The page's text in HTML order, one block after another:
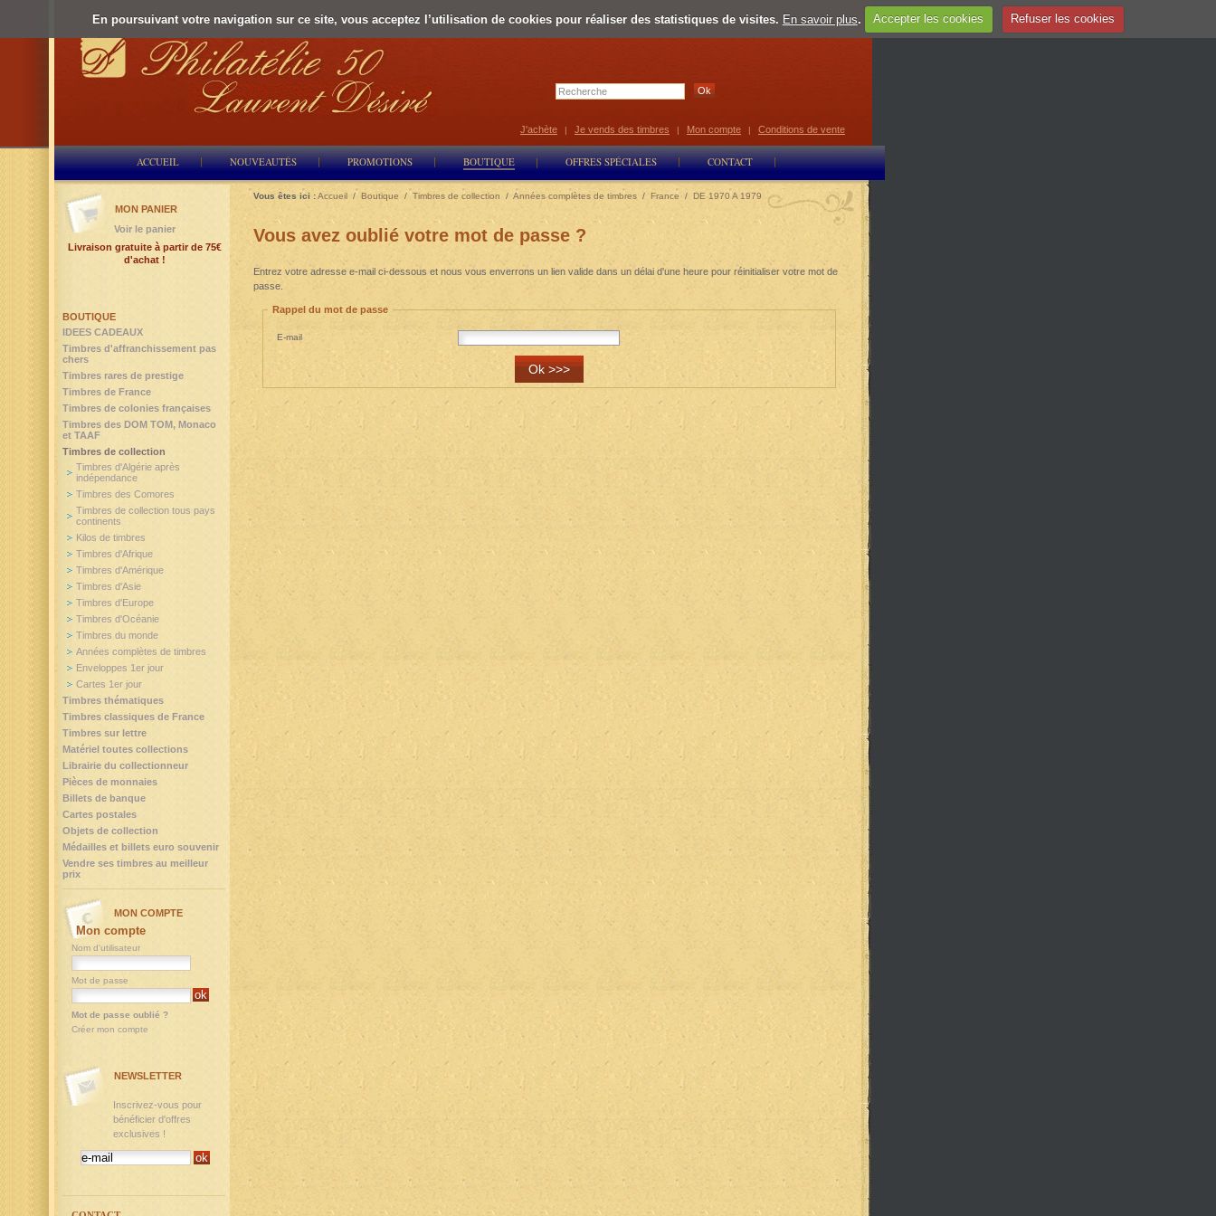
En poursuivant votre navigation sur ce site, vous acceptez l’utilisation de cookies pour réaliser des statistiques de visites. En savoir plus. Accepter les cookies Refuser les cookies
Select Language ▼
ACCUEIL NOUVEAUTÉS PROMOTIONS BOUTIQUE OFFRES SPÉCIALES CONTACT
J'achète | Je vends des timbres | Mon compte | Conditions de vente
Vous êtes ici :Accueil / Boutique /Timbres de collection / Années complètes de timbres / France / DE 1970 A 1979
Vous avez oublié votre mot de passe ?
Entrez votre adresse e-mail ci-dessous et nous vous enverrons un lien valide dans un délai d'une heure pour réinitialiser votre mot de
passe.
Rappel du mot de passe
E-mail
BOUTIQUE
IDEES CADEAUX
Timbres d'affranchissement pas
chers
Timbres rares de prestige
Timbres de France
Timbres de colonies françaises
Timbres des DOM TOM, Monaco
et TAAF
Timbres de collection
Timbres d'Algérie après
indépendance
Timbres des Comores
Timbres de collection tous pays
continents
Kilos de timbres
Timbres d'Afrique
Timbres d'Amérique
Timbres d'Asie
Timbres d'Europe
Timbres d'Océanie
Timbres du monde
Années complètes de timbres
Enveloppes 1er jour
Cartes 1er jour
Timbres thématiques
Timbres classiques de France
Timbres sur lettre
Matériel toutes collections
Librairie du collectionneur
Pièces de monnaies
Billets de banque
Cartes postales
Objets de collection
Médailles et billets euro souvenir
Vendre ses timbres au meilleur
prix
MON PANIER
Voir le panier
Livraison gratuite à partir de 75€
d'achat !
MON COMPTE
Mon compte
Nom d'utilisateur
Mot de passe
Mot de passe oublié ?
Créer mon compte
NEWSLETTER
Inscrivez-vous pour
bénéficier d'offres
exclusives !